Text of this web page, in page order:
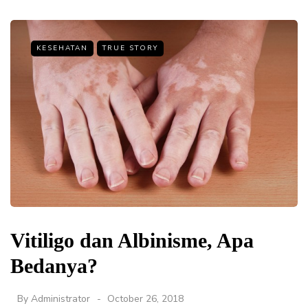
KESEHATAN TRUE STORY
Vitiligo dan Albinisme, Apa
Bedanya?
By Administrator October 26, 2018